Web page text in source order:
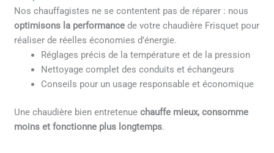
Nos chauffagistes ne se contentent pas de réparer : nous
optimisons la performance de votre chaudière Frisquet pour
réaliser de réelles économies d’énergie.
Réglages précis de la température et de la pression
Nettoyage complet des conduits et échangeurs
Conseils pour un usage responsable et économique
Une chaudière bien entretenuechauffe mieux, consomme
moins et fonctionne plus longtemps.